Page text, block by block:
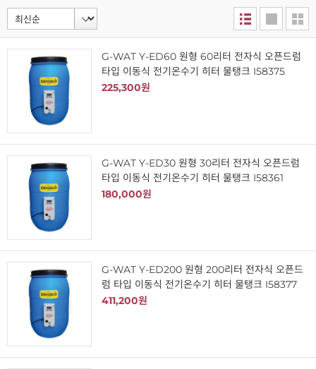
G-WAT Y-ED60 원형 60리터 전자식 오픈드럼
타입 이동식 전기온수기 히터 물탱크 I58375
225,300원
G-WAT Y-ED30 원형 30리터 전자식 오픈드럼
타입 이동식 전기온수기 히터 물탱크 I58361
180,000원
G-WAT Y-ED200 원형 200리터 전자식 오픈드
럼 타입 이동식 전기온수기 히터 물탱크 I58377
411,200원